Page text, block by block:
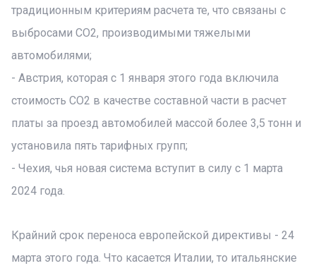
традиционным критериям расчета те, что связаны с
выбросами CО2, производимыми тяжелыми
автомобилями;
- Австрия, которая с 1 января этого года включила
стоимость CО2 в качестве составной части в расчет
платы за проезд автомобилей массой более 3,5 тонн и
установила пять тарифных групп;
- Чехия, чья новая система вступит в силу с 1 марта
2024 года.
Крайний срок переноса европейской директивы - 24
марта этого года. Что касается Италии, то итальянские